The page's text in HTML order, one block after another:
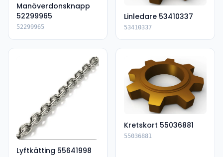
Manöverdonsknapp
52299965
52299965
Linledare 53410337
53410337
Lyftkätting 55641998
Kretskort 55036881
55036881